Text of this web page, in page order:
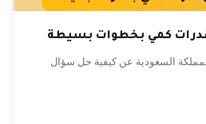
كمي بخطوات بسيطة
السعودية عن كيفية حل سؤال